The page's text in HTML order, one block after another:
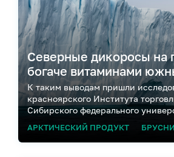
Северные дикоросы на
богаче витаминами
К таким выводам пришли
красноярского Института
Сибирского федерального
АРКТИЧЕСКИЙ ПРОДУКТ